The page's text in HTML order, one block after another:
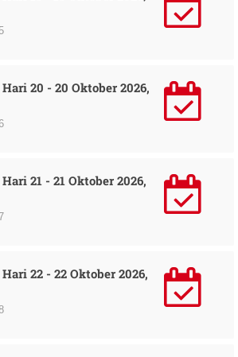
20 - 20 Oktober 2026,
21 - 21 Oktober 2026,
22 - 22 Oktober 2026,